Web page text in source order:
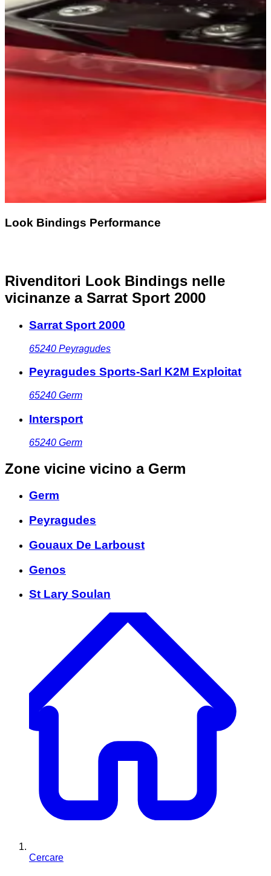
Look Bindings Performance
Rivenditori Look Bindings nelle
vicinanze a Sarrat Sport 2000
Sarrat Sport 2000
65240 Peyragudes
Peyragudes Sports-Sarl K2M Exploitat
65240 Germ
Intersport
65240 Germ
Zone vicine vicino a Germ
Germ
Peyragudes
Gouaux De Larboust
Genos
St Lary Soulan
Cercare